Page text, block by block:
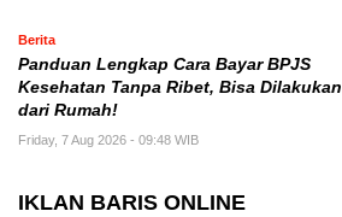
Berita
Panduan Lengkap Cara Bayar BPJS
Kesehatan Tanpa Ribet, Bisa Dilakukan
dari Rumah!
Friday, 7 Aug 2026 - 09:48 WIB
IKLAN BARIS ONLINE